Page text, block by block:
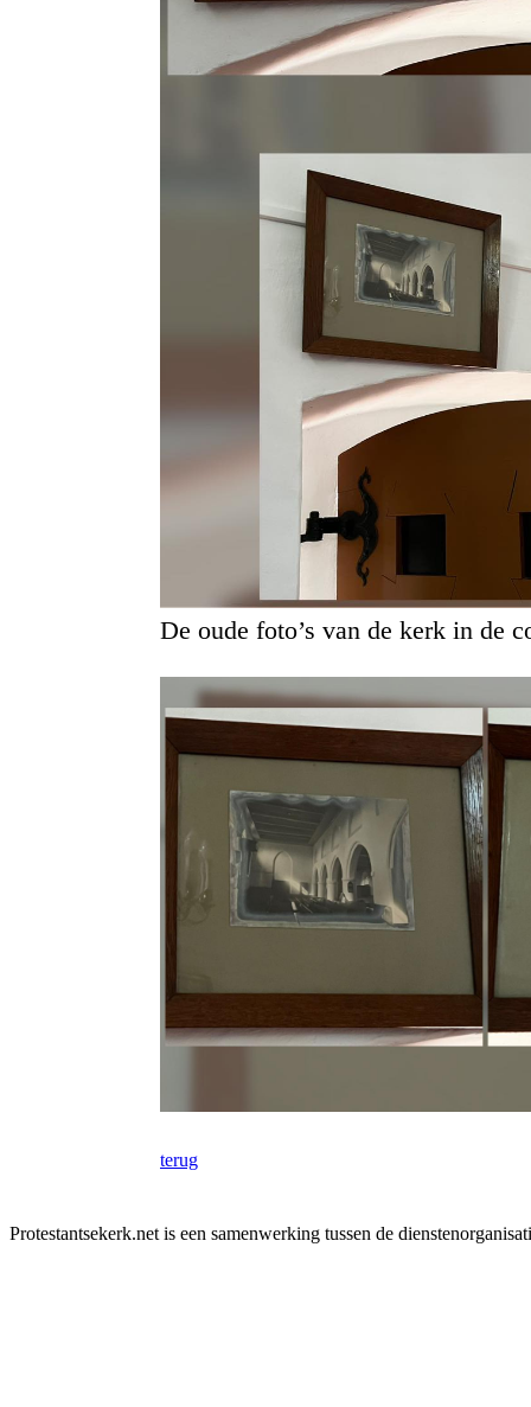
De oude foto’s van de kerk in de
terug
Protestantsekerk.net is een samenwerking tussen de